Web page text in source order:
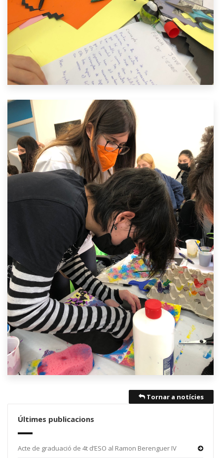
Tornar a notícies
Últimes publicacions
Acte de graduació de 4t d’ESO al Ramon Berenguer IV